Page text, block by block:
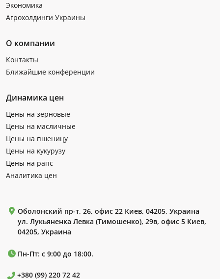
Экономика
Агрохолдинги Украины
О компании
Контакты
Ближайшие конференции
Динамика цен
Цены на зерновые
Цены на масличные
Цены на пшеницу
Цены на кукурузу
Цены на рапс
Аналитика цен
Оболонский пр-т, 26, офис 22 Киев, 04205, Украина
ул. Лукьяненка Левка (Тимошенко), 29в, офис 5 Киев,
04205, Украина
Пн-Пт: с 9:00 до 18:00.
+380 (99) 220 72 42